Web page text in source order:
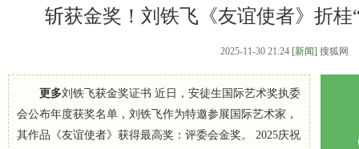
斩获金奖！刘铁飞《友谊使者》折桂
2025-11-30 21:24 [新闻] 搜狐网
更多刘铁飞获金奖证书 近日，安徒生国际艺术奖执委
会公布年度获奖名单，刘铁飞作为特邀参展国际艺术家，
其作品《友谊使者》获得最高奖：评委会金奖。 2025庆祝